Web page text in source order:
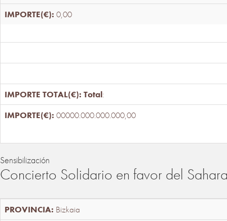
0,00
Total:
00000.000.000.000,00
Sensibilización
Concierto Solidario en favor del
Bizkaia